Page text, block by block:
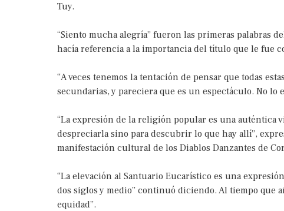
Tuy.
“Siento mucha alegría” fueron las primeras palabras
hacía referencia a la importancia del título que le fue
“A veces tenemos la tentación de pensar que todas
secundarias, y pareciera que es un espectáculo. No lo
“La expresión de la religión popular es una auténtica
despreciarla sino para descubrir lo que hay allí”,
manifestación cultural de los Diablos Danzantes de
“La elevación al Santuario Eucarístico es una
dos siglos y medio” continuó diciendo. Al tiempo que
equidad”.